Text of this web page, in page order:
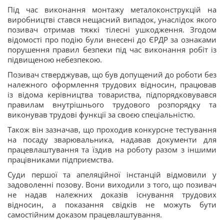
Під час виконання монтажу металоконструкцій на
виробництві стався нещасний випадок, унаслідок якого
позивач отримав тяжкі тілесні ушкодження. Згодом
відомості про подію були внесені до ЄРДР за ознаками
порушення правил безпеки під час виконання робіт із
підвищеною небезпекою.
Позивач стверджував, що був допущений до роботи без
належного оформлення трудових відносин, працював
із відома керівництва товариства, підпорядковувався
правилам внутрішнього трудового розпорядку та
виконував трудові функції за своєю спеціальністю.
Також він зазначав, що проходив конкурсне тестування
на посаду зварювальника, надавав документи для
працевлаштування та їздив на роботу разом з іншими
працівниками підприємства.
Суди першої та апеляційної інстанцій відмовили у
задоволенні позову. Вони виходили з того, що позивач
не надав належних доказів існування трудових
відносин, а показання свідків не можуть бути
самостійним доказом працевлаштування.